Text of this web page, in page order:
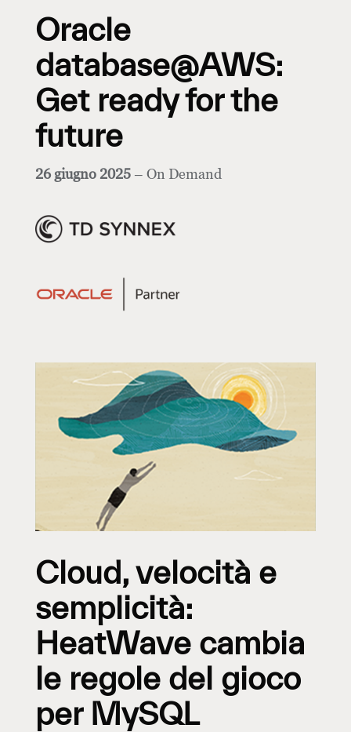
Oracle
database@AWS:
Get ready for the
future
26 giugno 2025 – On Demand
Cloud, velocità e
semplicità:
HeatWave cambia
le regole del gioco
per MySQL